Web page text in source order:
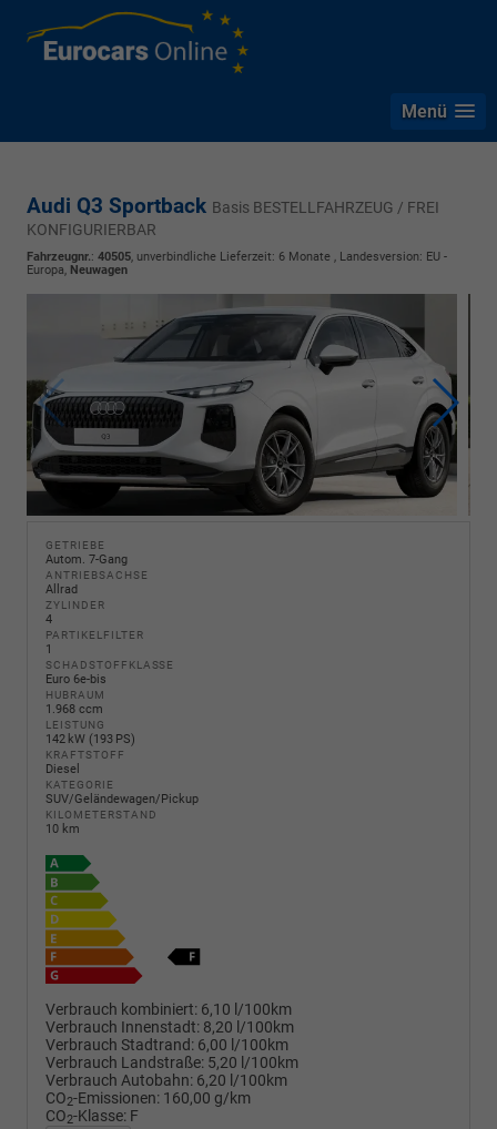
Menü
Audi Q3 Sportback Basis BESTELLFAHRZEUG / FREI
KONFIGURIERBAR
Fahrzeugnr.: 40505, unverbindliche Lieferzeit: 6 Monate , Landesversion: EU -
Europa, Neuwagen
GETRIEBE
Autom. 7-Gang
ANTRIEBSACHSE
Allrad
ZYLINDER
4
PARTIKELFILTER
1
SCHADSTOFFKLASSE
Euro 6e-bis
HUBRAUM
1.968 ccm
LEISTUNG
142 kW (193 PS)
KRAFTSTOFF
Diesel
KATEGORIE
SUV/Geländewagen/Pickup
KILOMETERSTAND
10 km
Verbrauch kombiniert: 6,10 l/100km
Verbrauch Innenstadt: 8,20 l/100km
Verbrauch Stadtrand: 6,00 l/100km
Verbrauch Landstraße: 5,20 l/100km
Verbrauch Autobahn: 6,20 l/100km
CO2-Emissionen: 160,00 g/km
CO2-Klasse: F